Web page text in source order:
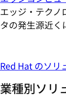
エッジ・テクノ
タの発生源近く
Red Hat のソリ
業種別ソリ